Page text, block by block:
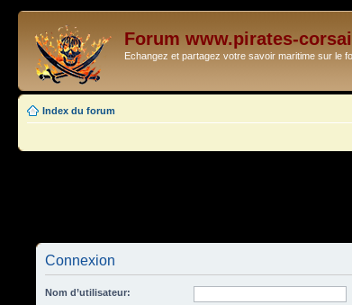
Forum www.pirates-
Echangez et partagez votre savoir maritime sur le
Index du forum
Connexion
Nom d’utilisateur: